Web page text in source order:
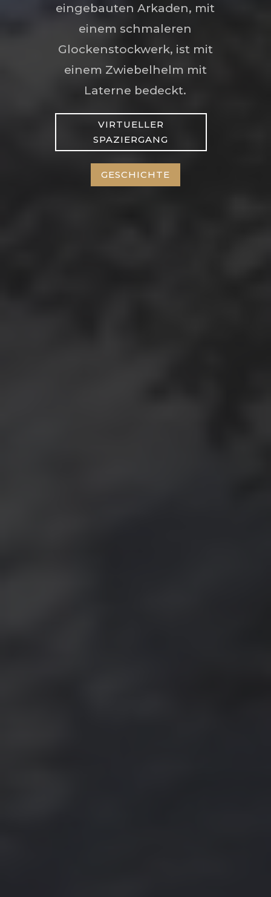
eingebauten Arkaden, mit
einem schmaleren
Glockenstockwerk, ist mit
einem Zwiebelhelm mit
Laterne bedeckt.
VIRTUELLER
SPAZIERGANG
GESCHICHTE